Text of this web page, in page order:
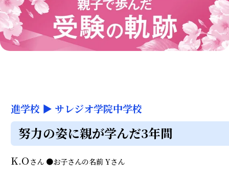
進学校 ▶ サレジオ学院中学校
努力の姿に親が学んだ3年間
K.O さん ●お子さんの名前Yさん